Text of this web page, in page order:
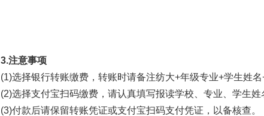
3.注意事项
(1)选择银行转账缴费，转账时请备注纺大+年级专业+学生姓
(2)选择支付宝扫码缴费，请认真填写报读学校、专业、学生
(3)付款后请保留转账凭证或支付宝扫码支付凭证，以备核查。